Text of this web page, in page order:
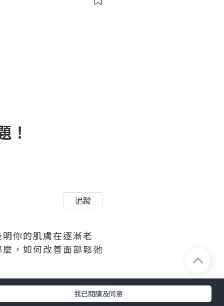
！
追蹤
你的肌膚在逐漸老
，如何改善面部鬆弛
我已閱讀及同意